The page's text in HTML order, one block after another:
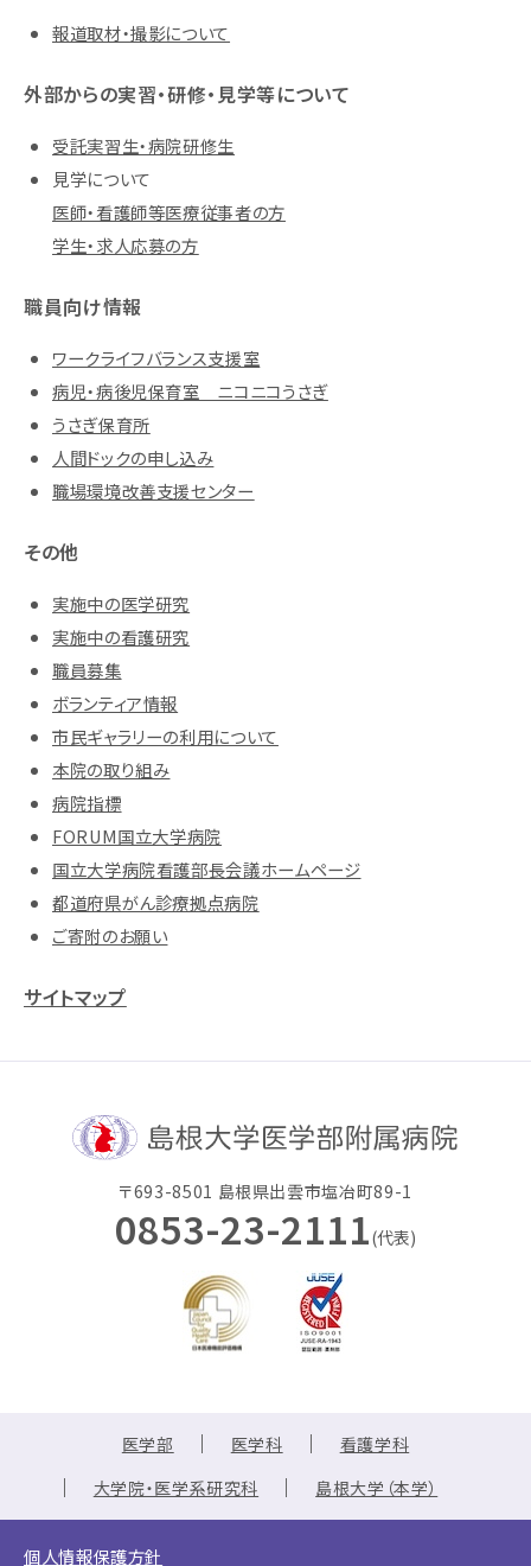
報道取材・撮影について
外部からの実習・研修・見学等について
受託実習生・病院研修生
見学について
医師・看護師等医療従事者の方
学生・求人応募の方
職員向け情報
ワークライフバランス支援室
病児・病後児保育室 ニコニコうさぎ
うさぎ保育所
人間ドックの申し込み
職場環境改善支援センター
その他
実施中の医学研究
実施中の看護研究
職員募集
ボランティア情報
市民ギャラリーの利用について
本院の取り組み
病院指標
FORUM国立大学病院
国立大学病院看護部長会議ホームページ
都道府県がん診療拠点病院
ご寄附のお願い
サイトマップ
〒693-8501 島根県出雲市塩冶町89-1
0853-23-2111(代表)
医学部 医学科
看護学科
大学院・医学系研究科
島根大学（本学）
個人情報保護方針